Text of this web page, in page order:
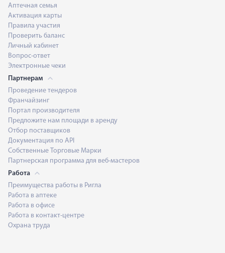
Аптечная семья
Активация карты
Правила участия
Проверить баланс
Личный кабинет
Вопрос-ответ
Электронные чеки
Партнерам
Проведение тендеров
Франчайзинг
Портал производителя
Предложите нам площади в аренду
Отбор поставщиков
Документация по API
Собственные Торговые Марки
Партнерская программа для веб-мастеров
Работа
Преимущества работы в Ригла
Работа в аптеке
Работа в офисе
Работа в контакт-центре
Охрана труда